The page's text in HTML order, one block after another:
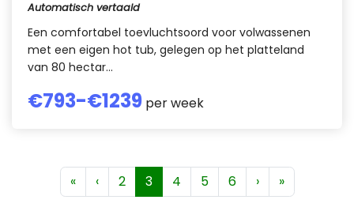
Automatisch vertaald
Een comfortabel toevluchtsoord voor volwassenen
met een eigen hot tub, gelegen op het platteland
van 80 hectar...
€793-€1239 per week
« ‹ 2 3 4 5 6 › »